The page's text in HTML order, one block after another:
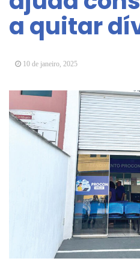
Arujá promove 2º encontro da
Conhecimento em Bem-Estar
dos Ipês
TOP
a quitar
10 de janeiro, 2025